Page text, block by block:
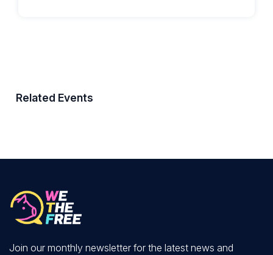
Related Events
Join our monthly newsletter for the latest news and